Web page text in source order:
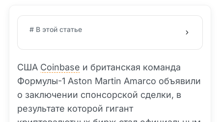
# В этой статье
США Coinbase и британская команда
Формулы-1 Aston Martin Amarco объявили
о заключении спонсорской сделки, в
результате которой гигант